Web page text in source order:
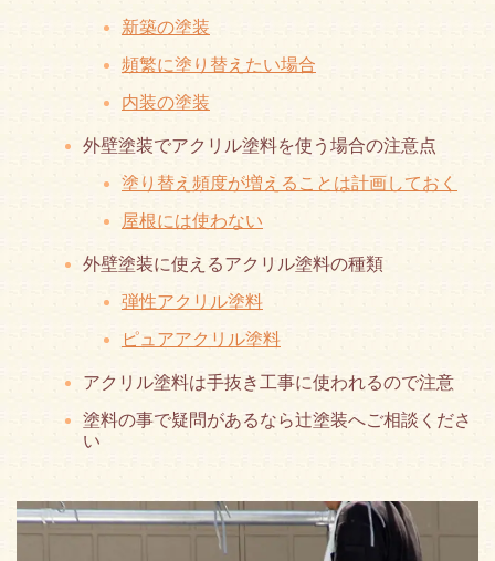
新築の塗装
頻繁に塗り替えたい場合
内装の塗装
外壁塗装でアクリル塗料を使う場合の注意点
塗り替え頻度が増えることは計画しておく
屋根には使わない
外壁塗装に使えるアクリル塗料の種類
弾性アクリル塗料
ピュアアクリル塗料
アクリル塗料は手抜き工事に使われるので注意
塗料の事で疑問があるなら辻塗装へご相談くださ
い